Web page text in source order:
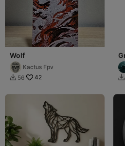
Wolf
Kactus Fpv
 56 42 